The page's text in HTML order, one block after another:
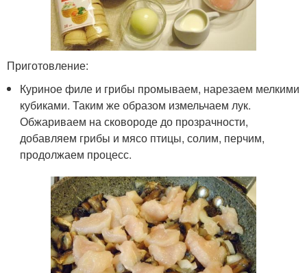
Приготовление:
Куриное филе и грибы промываем, нарезаем мелкими
кубиками. Таким же образом измельчаем лук.
Обжариваем на сковороде до прозрачности,
добавляем грибы и мясо птицы, солим, перчим,
продолжаем процесс.